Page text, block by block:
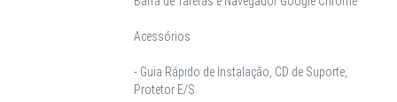
Acessórios
- Guia Rápido de Instalação, CD de Suporte,
Protetor E/S